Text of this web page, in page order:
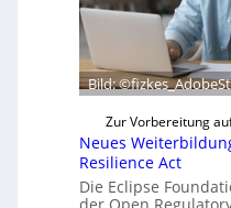
r
t
a
k
u
e
l
Bild:
Zur Vorbereitung
Neues
Resilience Act
Die Eclipse
der Open